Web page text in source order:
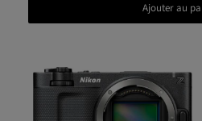
Ajouter au